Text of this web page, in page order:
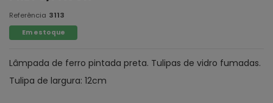
Referência 3113
Em estoque
Lâmpada de ferro pintada preta. Tulipas de vidro fumadas.
Tulipa de largura: 12cm